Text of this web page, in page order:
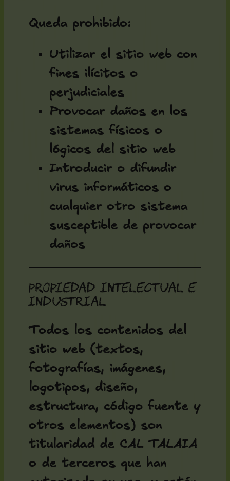
Queda prohibido:
Utilizar el sitio web con
fines ilícitos o
perjudiciales
Provocar daños en los
sistemas físicos o
lógicos del sitio web
Introducir o difundir
virus informáticos o
cualquier otro sistema
susceptible de provocar
daños
Propiedad intelectual e
industrial
Todos los contenidos del
sitio web (textos,
fotografías, imágenes,
logotipos, diseño,
estructura, código fuente y
otros elementos) son
titularidad de CAL TALAIA
o de terceros que han